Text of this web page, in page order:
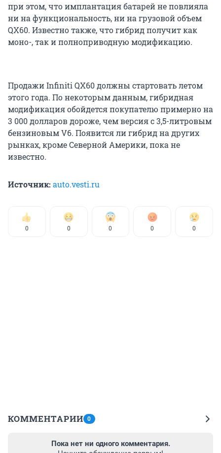
при этом, что имплантация батарей не повлияла
ни на функциональность, ни на грузовой объем
QX60. Известно также, что гибрид получит как
моно-, так и полноприводную модификацию.
Продажи Infiniti QX60 должны стартовать летом
этого года. По некоторым данным, гибридная
модификация обойдется покупателю примерно на
3 000 долларов дороже, чем версия с 3,5-литровым
бензиновым V6. Появится ли гибрид на других
рынках, кроме Северной Америки, пока не
известно.
Источник: auto.vesti.ru
0 0 0 0 0
КОММЕНТАРИИ 0
Пока нет ни одного комментария.